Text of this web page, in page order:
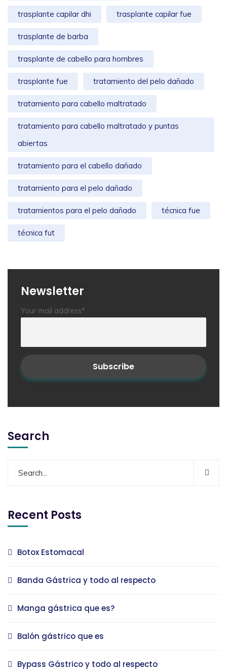
trasplante capilar dhi trasplante capilar fue
trasplante de barba
trasplante de cabello para hombres
trasplante fue tratamiento del pelo dañado
tratamiento para cabello maltratado
tratamiento para cabello maltratado y puntas
abiertas
tratamiento para el cabello dañado
tratamiento para el pelo dañado
tratamientos para el pelo dañado técnica fue
técnica fut
Newsletter
Your mail address*
Search
Recent Posts
Botox Estomacal
Banda Gástrica y todo al respecto
Manga gástrica que es?
Balón gástrico que es
Bypass Gástrico y todo al respecto